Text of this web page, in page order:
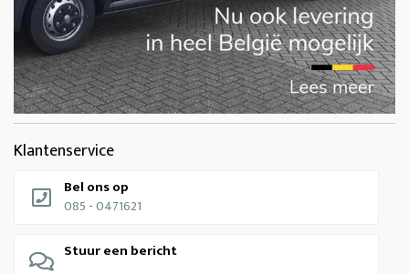
Klantenservice
Bel ons op
085 - 0471621
Stuur een bericht